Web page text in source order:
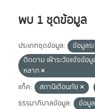
พบ 1 ชุดข้อมูล
ประเภทชุดข้อมูล: ข้อมูลร
ติดตาม เฝ้าระวังแจ้งข้อ
หลาก
แท็ค:
สถานีเตือนภัย
ธรรมาภิบาลข้อมูล:
ข้อมู